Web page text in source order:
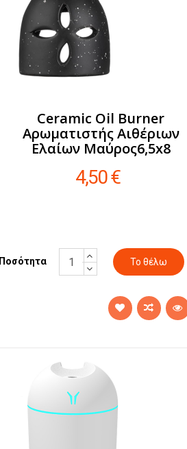
Ceramic Oil Burner
Αρωματιστής Αιθέριων
Ελαίων Μαύρος6,5x8
4,50 €
Ποσότητα